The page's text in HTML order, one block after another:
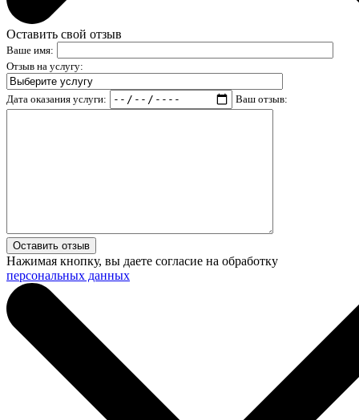
Оставить свой отзыв
Ваше имя:
Отзыв на услугу:
Дата оказания услуги: Ваш отзыв:
Нажимая кнопку, вы даете согласие на обработку
персональных данных